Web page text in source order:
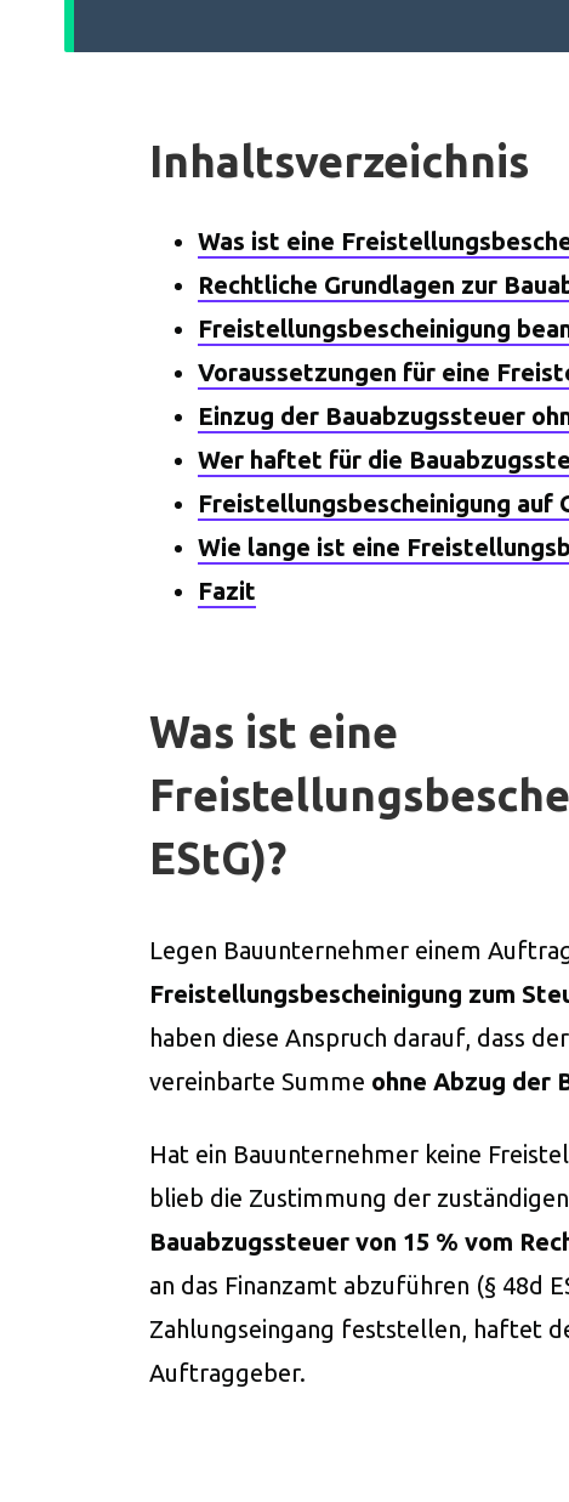
Inhaltsverzeichnis
Was ist eine
Rechtliche Grundlagen zur
Freistellungsbescheinigung
Voraussetzungen für eine
Einzug der Bauabzugssteuer
Wer haftet für die
Freistellungsbescheinigung auf
Wie lange ist eine
Fazit
Was ist eine
EStG)?
Legen Bauunternehmer einem
Freistellungsbescheinigung zum
haben diese Anspruch darauf, dass
vereinbarte Summe ohne Abzug der
Hat ein Bauunternehmer keine
blieb die Zustimmung der
Bauabzugssteuer von 15 % vom
an das Finanzamt abzuführen (§ 48d
Zahlungseingang feststellen, haftet
Auftraggeber.